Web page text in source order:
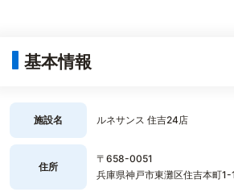
基本情報
施設名 ルネサンス 住吉24店
住所
〒658-0051
兵庫県神戸市東灘区住吉本町